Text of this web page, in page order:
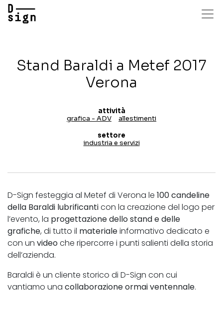
Stand Baraldi a Metef 2017
Verona
attività
grafica - ADV
allestimenti
settore
industria e servizi
D-Sign festeggia al Metef di Verona le 100 candeline
della Baraldi lubrificanticon la creazione del logo per
l’evento, la progettazione dello stand e delle
grafiche, di tutto il materialeinformativo dedicato e
con un videoche ripercorre i punti salienti della storia
dell’azienda.
Baraldi è un cliente storico di D-Sign con cui
vantiamo una collaborazione ormai ventennale.